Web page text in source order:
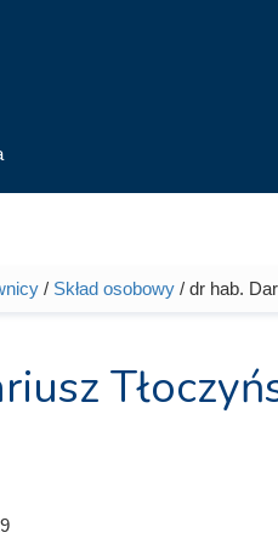
/ Skład osobowy/ dr hab.